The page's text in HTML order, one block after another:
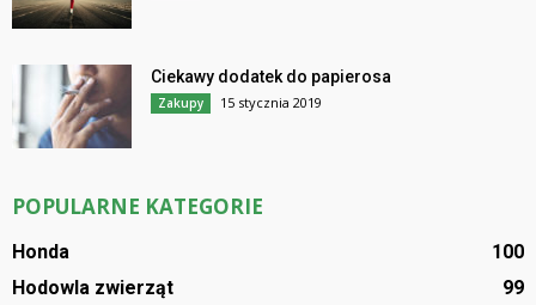
Ciekawy dodatek do papierosa
Zakupy 15 stycznia 2019
POPULARNE KATEGORIE
Honda
100
Hodowla zwierząt
99